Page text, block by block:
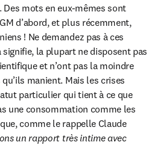
Des mots en eux-mêmes sont
d’abord, et plus récemment,
! Ne demandez pas à ces
signifie, la plupart ne disposent pas
et n’ont pas la moindre
manient. Mais les crises
particulier qui tient à ce que
une consommation comme les
comme le rappelle Claude
un rapport très intime avec